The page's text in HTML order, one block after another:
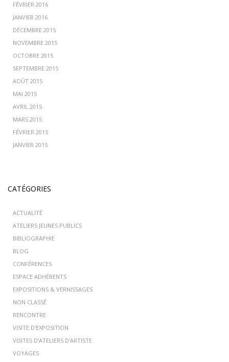
FÉVRIER 2016
JANVIER 2016
DÉCEMBRE 2015
NOVEMBRE 2015
OCTOBRE 2015
SEPTEMBRE 2015
AOÛT 2015
MAI 2015
AVRIL 2015
MARS 2015
FÉVRIER 2015
JANVIER 2015
CATÉGORIES
ACTUALITÉ
ATELIERS JEUNES PUBLICS
BIBLIOGRAPHIE
BLOG
CONFÉRENCES
ESPACE ADHÉRENTS
EXPOSITIONS & VERNISSAGES
NON CLASSÉ
RENCONTRE
VISITE D'EXPOSITION
VISITES D’ATELIERS D’ARTISTE
VOYAGES